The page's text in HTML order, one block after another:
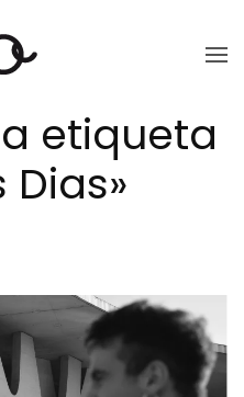
etiqueta
Dias»